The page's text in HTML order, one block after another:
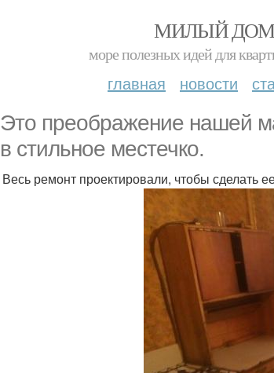
МИЛЫЙ ДОМ
море полезных идей для
главная новости
Это преображение нашей
в стильное местечко.
Весь ремонт проектировали, чтобы сделать